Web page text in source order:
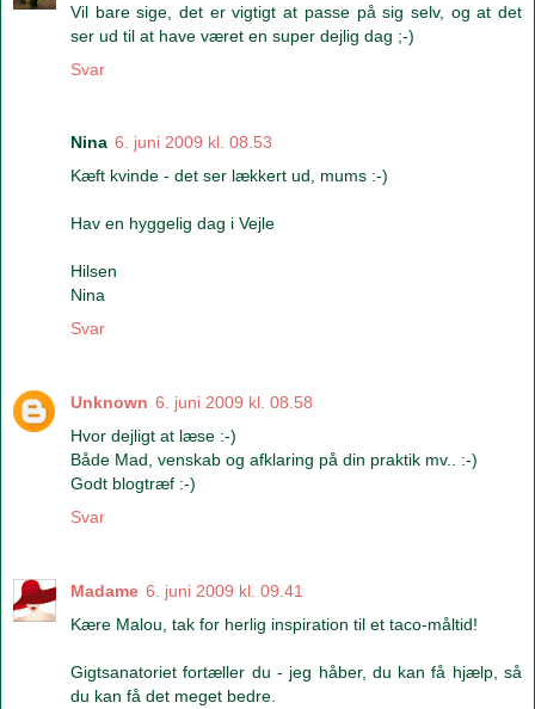
Vil bare sige, det er vigtigt at passe på sig selv, og at det
ser ud til at have været en super dejlig dag ;-)
Svar
Nina 6. juni 2009 kl. 08.53
Kæft kvinde - det ser lækkert ud, mums :-)
Hav en hyggelig dag i Vejle
Hilsen
Nina
Svar
Unknown 6. juni 2009 kl. 08.58
Hvor dejligt at læse :-)
Både Mad, venskab og afklaring på din praktik mv.. :-)
Godt blogtræf :-)
Svar
Madame 6. juni 2009 kl. 09.41
Kære Malou, tak for herlig inspiration til et taco-måltid!
Gigtsanatoriet fortæller du - jeg håber, du kan få hjælp, så
du kan få det meget bedre.